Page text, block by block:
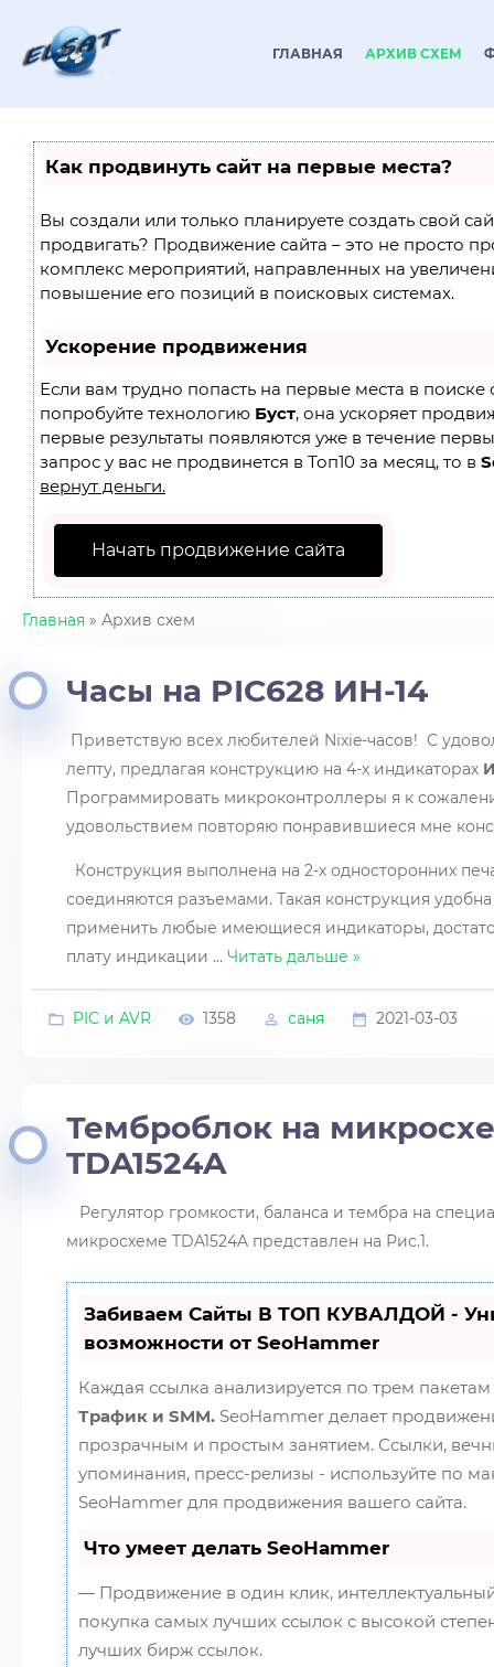
ГЛАВНАЯ АРХИВ СХЕМ
Как продвинуть сайт на первые места?
Вы создали или только планируете создать свой
продвигать? Продвижение сайта – это не просто
комплекс мероприятий, направленных на
повышение его позиций в поисковых системах.
Ускорение продвижения
Если вам трудно попасть на первые места в поиске
попробуйте технологию Буст, она ускоряет
первые результаты появляются уже в течение
запрос у вас не продвинется в Топ10 за месяц, то в
вернут деньги.
Начать продвижение сайта
Главная » Архив схем
Часы на PIC628 ИН-14
Приветствую всех любителей Nixie-часов! С
лепту, предлагая конструкцию на 4-х индикаторах
Программировать микроконтроллеры я к
удовольствием повторяю понравившиеся мне
Конструкция выполнена на 2-х односторонних
соединяются разъемами. Такая конструкция
применить любые имеющиеся индикаторы,
плату индикации ...Читать дальше »
PIC и AVR 1358 саня 2021-03-03
Темброблок на
TDA1524A
Регулятор громкости, баланса и тембра на
микросхеме TDA1524A представлен на Рис.1.
Забиваем Сайты В ТОП КУВАЛДОЙ -
возможности от SeoHammer
Каждая ссылка анализируется по трем
Трафик и SMM. SeoHammer делает
прозрачным и простым занятием. Ссылки,
упоминания, пресс-релизы - используйте по
SeoHammer для продвижения вашего сайта.
Что умеет делать SeoHammer
— Продвижение в один клик,
покупка самых лучших ссылок с высокой
лучших бирж ссылок.